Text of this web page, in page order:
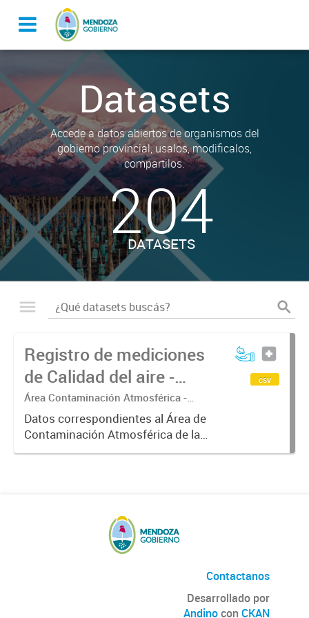
Datasets
Accede a datos abiertos de organismos del
gobierno provincial, usalos, modificalos,
compartilos.
204
DATASETS
Registro de mediciones
de Calidad del aire -
Meteorología
Área Contaminación Atmosférica -
Dirección de Protección Ambiental
Datos correspondientes al Área de
Contaminación Atmosférica de la
Dirección de Protección Ambiental.
csv
Contactanos
Desarrollado por
Andinocon CKAN